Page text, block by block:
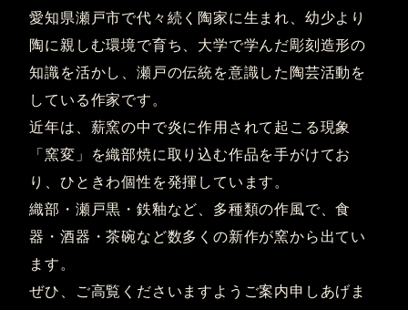
愛知県瀬戸市で代々続く陶家に生まれ、幼少より
陶に親しむ環境で育ち、大学で学んだ彫刻造形の
知識を活かし、瀬戸の伝統を意識した陶芸活動を
している作家です。
近年は、薪窯の中で炎に作用されて起こる現象
「窯変」を織部焼に取り込む作品を手がけてお
り、ひときわ個性を発揮しています。
織部・瀬戸黒・鉄釉など、多種類の作風で、食
器・酒器・茶碗など数多くの新作が窯から出てい
ます。
ぜひ、ご高覧くださいますようご案内申しあげま